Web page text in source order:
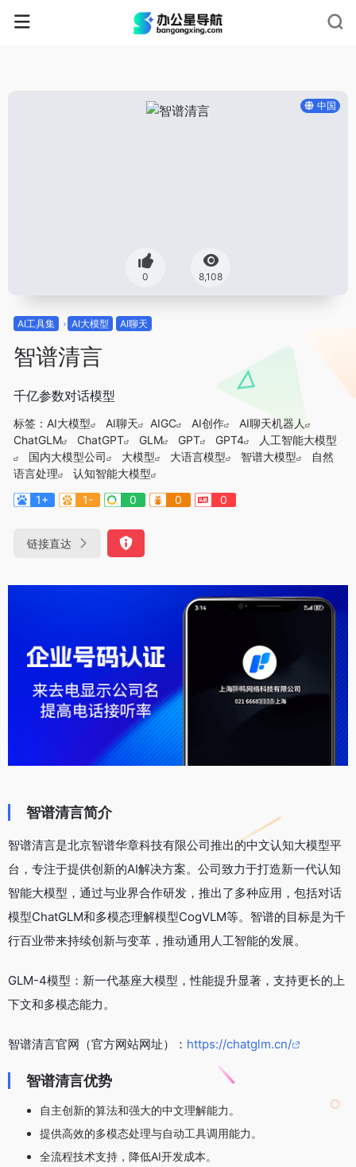
中国
0 8,108
AI工具集 AI大模型 AI聊天
智谱清言
千亿参数对话模型
标签： AI大模型 AI聊天 AIGC AI创作
AI聊天机器人
ChatGLM
ChatGPT GLM GPT GPT4
人工智能大模型
国内大模型公司
大模型 大语言模型 智谱大模型
自然
语言处理
认知智能大模型
1+
1- 0 0 0
链接直达
智谱清言简介
智谱清言是北京智谱华章科技有限公司推出的中文认知大模型平
台，专注于提供创新的AI解决方案。公司致力于打造新一代认知
智能大模型，通过与业界合作研发，推出了多种应用，包括对话
模型ChatGLM和多模态理解模型CogVLM等。智谱的目标是为千
行百业带来持续创新与变革，推动通用人工智能的发展。
GLM-4模型：新一代基座大模型，性能提升显著，支持更长的上
下文和多模态能力。
智谱清言官网（官方网站网址）： https://chatglm.cn/
智谱清言优势
自主创新的算法和强大的中文理解能力。
提供高效的多模态处理与自动工具调用能力。
全流程技术支持，降低AI开发成本。